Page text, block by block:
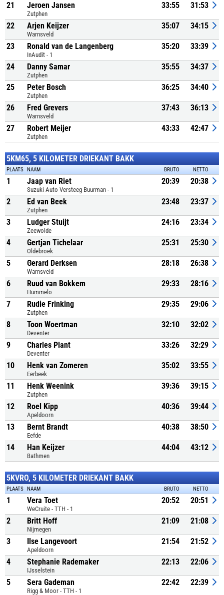
21 Jeroen Jansen
Zutphen
33:55 31:53
22 Arjen Keijzer
Warnsveld
35:07 34:15
23 Ronald van de Langenberg
InAudit - 1
35:20 33:39
24 Danny Samar
Zutphen
35:55 34:37
25 Peter Bosch
Zutphen
36:25 34:40
26 Fred Grevers
Warnsveld
37:43 36:13
27 Robert Meijer
Zutphen
43:33 42:47
5KM65, 5 KILOMETER DRIEKANT BAKK
PLAATS NAAM BRUTO NETTO
1 Jaap van Riet
Suzuki Auto Versteeg Buurman - 1
20:39 20:38
2 Ed van Beek
Zutphen
23:48 23:37
3 Ludger Stuijt
Zeewolde
24:16 23:34
4 Gertjan Tichelaar
Oldebroek
25:31 25:30
5 Gerard Derksen
Warnsveld
28:18 26:38
6 Ruud van Bokkem
Hummelo
29:33 28:16
7 Rudie Frinking
Zutphen
29:35 29:06
8 Toon Woertman
Deventer
32:10 32:02
9 Charles Plant
Deventer
33:26 32:29
10 Henk van Zomeren
Eerbeek
35:02 33:55
11 Henk Weenink
Zutphen
39:36 39:15
12 Roel Kipp
Apeldoorn
40:36 39:44
13 Bernt Brandt
Eefde
40:38 38:50
14 Han Keijzer
Bathmen
44:04 43:12
5KVRO, 5 KILOMETER DRIEKANT BAKK
PLAATS NAAM BRUTO NETTO
1 Vera Toet
WeCruite - TTH - 1
20:52 20:51
2 Britt Hoff
Nijmegen
21:09 21:08
3 Ilse Langevoort
Apeldoorn
21:54 21:52
4 Stephanie Rademaker
IJsselstein
22:13 22:06
5 Sera Gademan
Rigg & Moor - TTH - 1
22:42 22:39